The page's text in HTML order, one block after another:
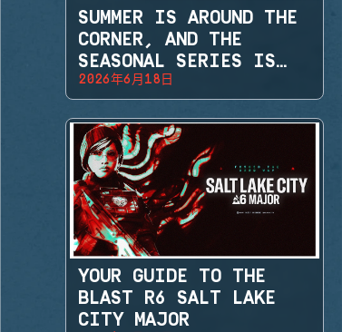
SUMMER IS AROUND THE
CORNER, AND THE
SEASONAL SERIES IS
BACK!
2026年6月18日
YOUR GUIDE TO THE
BLAST R6 SALT LAKE
CITY MAJOR